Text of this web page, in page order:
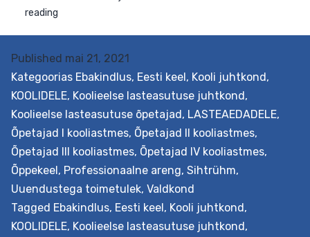
Eesmärk See hindamisteenus on mõeldud andmaks
Published mai 21, 2021
Kategoorias Ebakindlus, Eesti keel, Kooli juhtkond,
KOOLIDELE, Koolieelse lasteasutuse juhtkond,
Koolieelse lasteasutuse õpetajad, LASTEAEDADELE,
Õpetajad I kooliastmes, Õpetajad II kooliastmes,
Õpetajad III kooliastmes, Õpetajad IV kooliastmes,
Õppekeel, Professionaalne areng, Sihtrühm,
Uuendustega toimetulek, Valdkond
Tagged Ebakindlus, Eesti keel, Kooli juhtkond,
KOOLIDELE, Koolieelse lasteasutuse juhtkond,